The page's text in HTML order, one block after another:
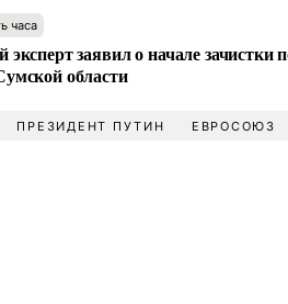
часа
заявил о начале зачистки
области
ПРЕЗИДЕНТ ПУТИН ЕВРОСОЮЗ